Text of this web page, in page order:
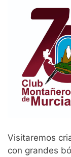
Visitaremos
con grandes